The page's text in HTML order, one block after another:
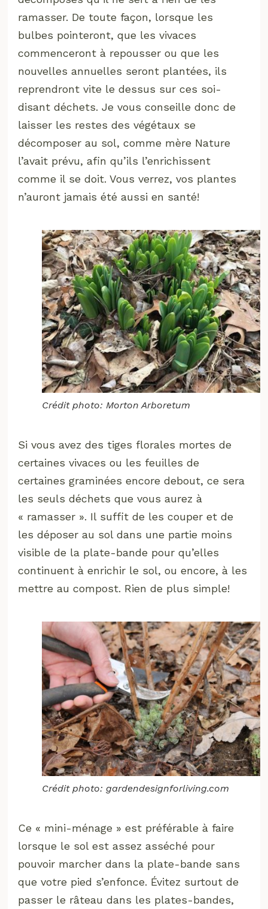
ramasser. De toute façon, lorsque les
bulbes pointeront, que les vivaces
commenceront à repousser ou que les
nouvelles annuelles seront plantées, ils
reprendront vite le dessus sur ces soi-
disant déchets. Je vous conseille donc de
laisser les restes des végétaux se
décomposer au sol, comme mère Nature
l’avait prévu, afin qu’ils l’enrichissent
comme il se doit. Vous verrez, vos plantes
n’auront jamais été aussi en santé!
Crédit photo: Morton Arboretum
Si vous avez des tiges florales mortes de
certaines vivaces ou les feuilles de
certaines graminées encore debout, ce sera
les seuls déchets que vous aurez à
« ramasser ». Il suffit de les couper et de
les déposer au sol dans une partie moins
visible de la plate-bande pour qu’elles
continuent à enrichir le sol, ou encore, à les
mettre au compost. Rien de plus simple!
Crédit photo: gardendesignforliving.com
Ce « mini-ménage » est préférable à faire
lorsque le sol est assez asséché pour
pouvoir marcher dans la plate-bande sans
que votre pied s’enfonce. Évitez surtout de
passer le râteau dans les plates-bandes,